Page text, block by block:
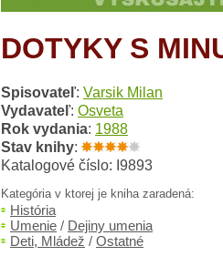
DOTYKY S
Spisovateľ: Varsik Milan
Vydavateľ: Osveta
Rok vydania: 1988
Stav knihy:
Katalogové číslo: I9893
Kategória v ktorej je kniha zaradená:
História
Umenie / Dejiny umenia
Deti, Mládež / Ostatné